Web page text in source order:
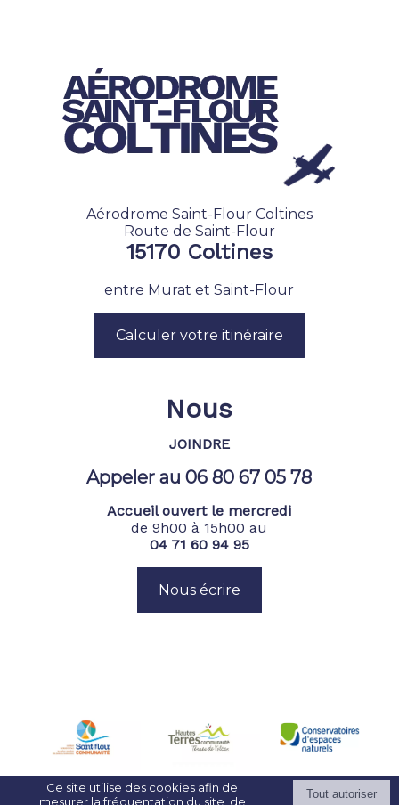
Aérodrome Saint-Flour Coltines
Route de Saint-Flour
15170 Coltines
entre Murat et Saint-Flour
Calculer votre itinéraire
Nous
JOINDRE
Appeler au 06 80 67 05 78
Accueil ouvert le mercredi
de 9h00 à 15h00 au
04 71 60 94 95
Nous écrire
Ce site utilise des cookies afin de
mesurer la fréquentation du site, de